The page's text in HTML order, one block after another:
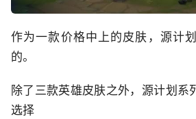
作为一款价格中上的皮肤，源计
的。
除了三款英雄皮肤之外，源计划系
选择